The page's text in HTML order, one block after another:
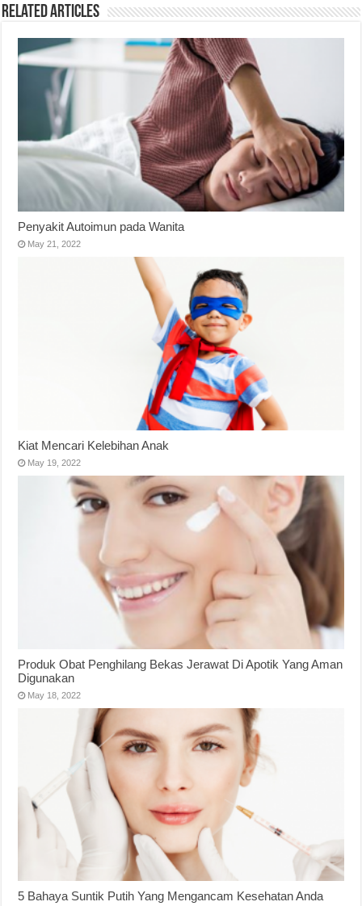
Related Articles
Penyakit Autoimun pada Wanita
May 21, 2022
Kiat Mencari Kelebihan Anak
May 19, 2022
Produk Obat Penghilang Bekas Jerawat Di Apotik Yang Aman
Digunakan
May 18, 2022
5 Bahaya Suntik Putih Yang Mengancam Kesehatan Anda